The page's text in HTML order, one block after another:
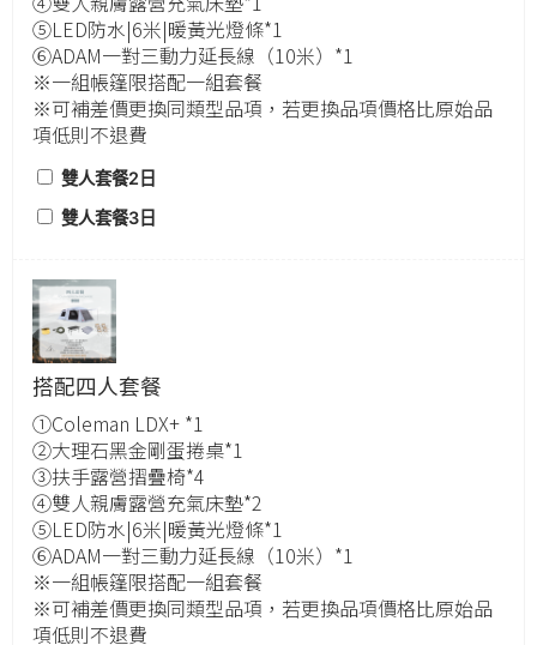
⑤LED防水|6米|暖黃光燈條*1
⑥ADAM一對三動力延長線（10米）*1
※一組帳篷限搭配一組套餐
※可補差價更換同類型品項，若更換品項價格比原始品
項低則不退費
雙人套餐2日
雙人套餐3日
搭配四人套餐
①Coleman LDX+ *1
②大理石黑金剛蛋捲桌*1
③扶手露營摺疊椅*4
④雙人親膚露營充氣床墊*2
⑤LED防水|6米|暖黃光燈條*1
⑥ADAM一對三動力延長線（10米）*1
※一組帳篷限搭配一組套餐
※可補差價更換同類型品項，若更換品項價格比原始品
項低則不退費